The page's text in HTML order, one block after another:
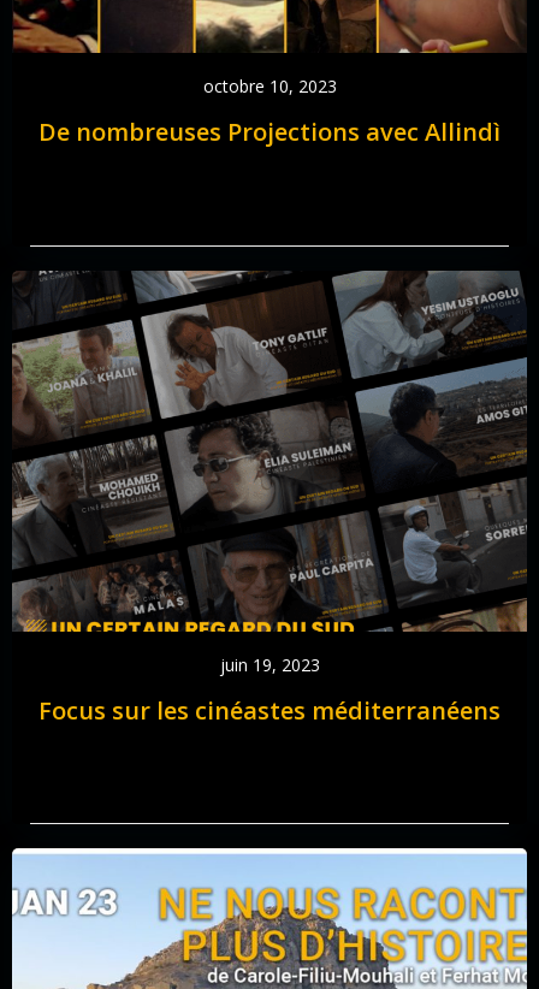
octobre 10, 2023
De nombreuses Projections avec Allindì
juin 19, 2023
Focus sur les cinéastes méditerranéens